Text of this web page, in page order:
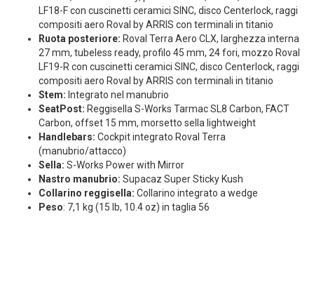
LF18-F con cuscinetti ceramici SINC, disco Centerlock, raggi
compositi aero Roval by ARRIS con terminali in titanio
Ruota posteriore: Roval Terra Aero CLX, larghezza interna
27 mm, tubeless ready, profilo 45 mm, 24 fori, mozzo Roval
LF19-R con cuscinetti ceramici SINC, disco Centerlock, raggi
compositi aero Roval by ARRIS con terminali in titanio
Stem: Integrato nel manubrio
SeatPost: Reggisella S-Works Tarmac SL8 Carbon, FACT
Carbon, offset 15 mm, morsetto sella lightweight
Handlebars: Cockpit integrato Roval Terra
(manubrio/attacco)
Sella: S-Works Power with Mirror
Nastro manubrio: Supacaz Super Sticky Kush
Collarino reggisella: Collarino integrato a wedge
Peso: 7,1 kg (15 lb, 10.4 oz) in taglia 56